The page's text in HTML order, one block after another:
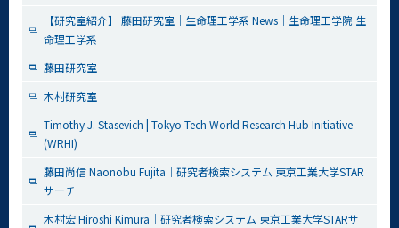
【研究室紹介】 藤田研究室｜生命理工学系 News｜生命理工学院 生
命理工学系
藤田研究室
木村研究室
Timothy J. Stasevich | Tokyo Tech World Research Hub Initiative
(WRHI)
藤田尚信 Naonobu Fujita｜研究者検索システム 東京工業大学STAR
サーチ
木村宏 Hiroshi Kimura｜研究者検索システム 東京工業大学STARサ